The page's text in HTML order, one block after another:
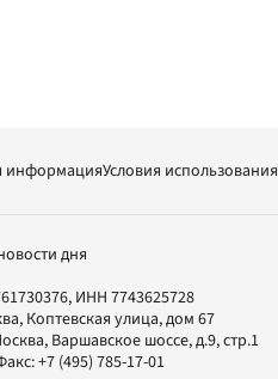
информацияУсловия использования
дня
ИНН 7743625728
Коптевская улица, дом 67
, Варшавское шоссе, д.9, стр.1
+7 (495) 785-17-01